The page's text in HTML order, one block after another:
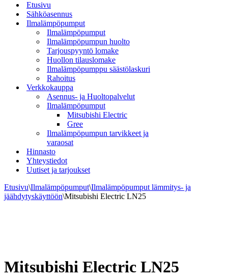
Etusivu
Sähköasennus
Ilmalämpöpumput
Ilmalämpöpumput
Ilmalämpöpumpun huolto
Tarjouspyyntö lomake
Huollon tilauslomake
Ilmalämpöpumppu säästölaskuri
Rahoitus
Verkkokauppa
Asennus- ja Huoltopalvelut
Ilmalämpöpumput
Mitsubishi Electric
Gree
Ilmalämpöpumpun tarvikkeet ja
varaosat
Hinnasto
Yhteystiedot
Uutiset ja tarjoukset
Etusivu\Ilmalämpöpumput\Ilmalämpöpumput lämmitys- ja
jäähdytyskäyttöön\Mitsubishi Electric LN25
Mitsubishi Electric LN25